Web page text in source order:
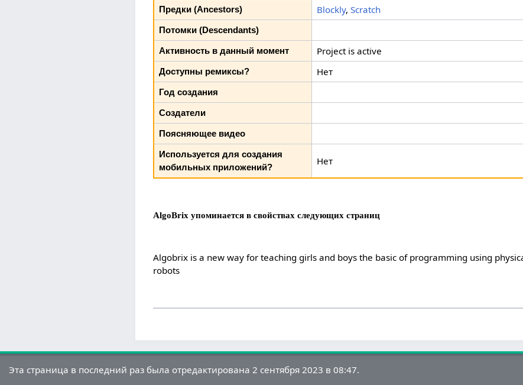
Предки (Ancestors) Blockly, Scratch
Потомки (Descendants)
Активность в данный момент Project is active
Доступны ремиксы? Нет
Год создания
Создатели
Поясняющее видео
Используется для создания
мобильных приложений?
Нет
AlgoBrix упоминается в свойствах следующих страниц
Algobrix is a new way for teaching girls and boys the basic of programming using
robots
Эта страница в последний раз была отредактирована 2 сентября 2023 в 08:47.